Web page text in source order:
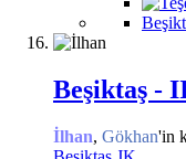
Beşiktaş -
İlhan, Gökhan'in